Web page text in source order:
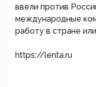
ввели против
международные
работу в стране
https://lenta.ru